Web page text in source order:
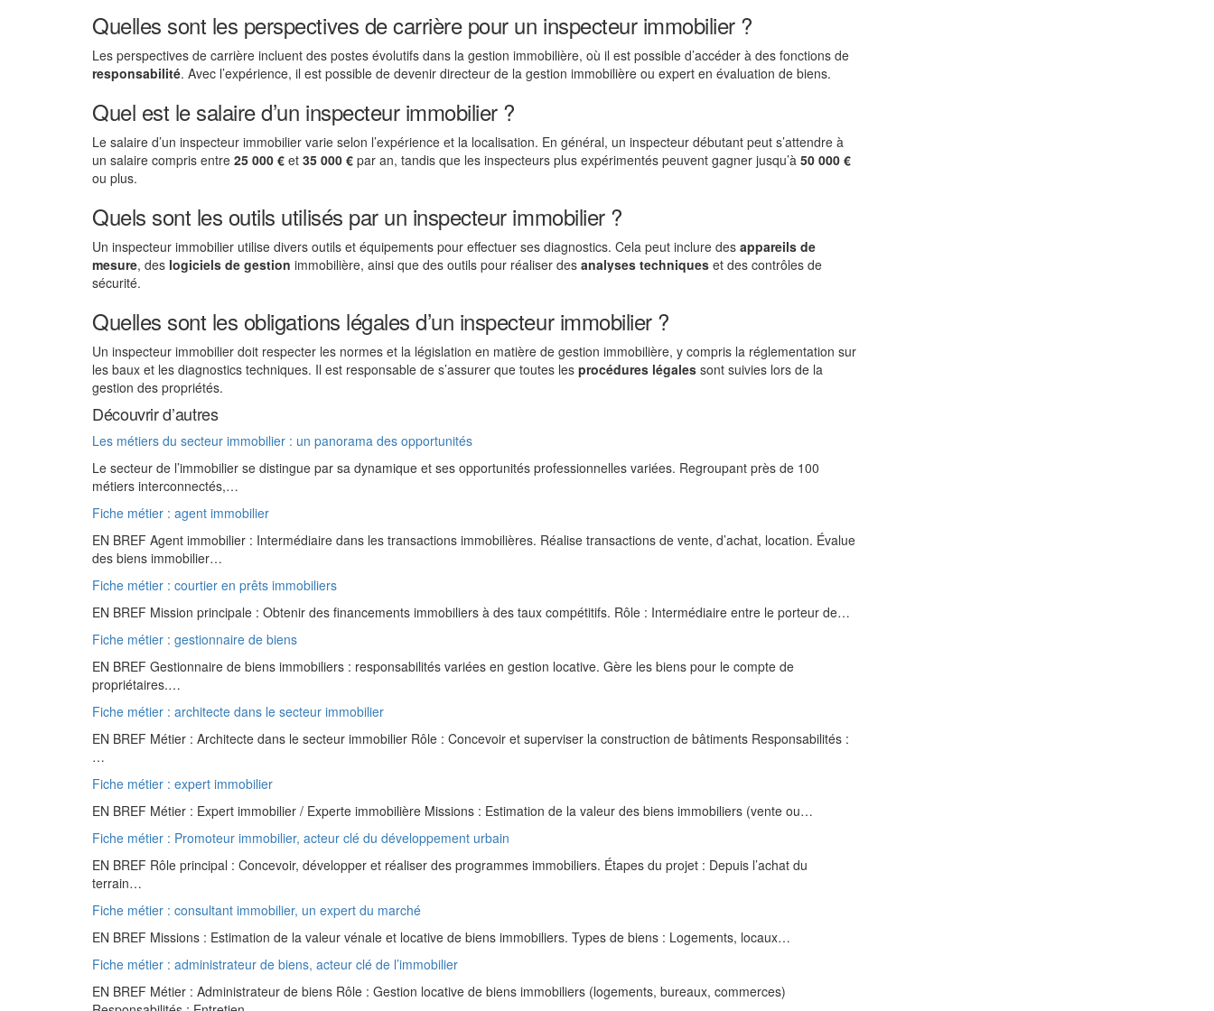
Quelles sont les perspectives de carrière pour un inspecteur immobilier ?
Les perspectives de carrière incluent des postes évolutifs dans la gestion immobilière, où il est possible d’accéder à des fonctions de
responsabilité. Avec l’expérience, il est possible de devenir directeur de la gestion immobilière ou expert en évaluation de biens.
Quel est le salaire d’un inspecteur immobilier ?
Le salaire d’un inspecteur immobilier varie selon l’expérience et la localisation. En général, un inspecteur débutant peut s’attendre à
un salaire compris entre 25 000 € et 35 000 € par an, tandis que les inspecteurs plus expérimentés peuvent gagner jusqu’à 50 000 €
ou plus.
Quels sont les outils utilisés par un inspecteur immobilier ?
Un inspecteur immobilier utilise divers outils et équipements pour effectuer ses diagnostics. Cela peut inclure des appareils de
mesure, des logiciels de gestion immobilière, ainsi que des outils pour réaliser des analyses techniques et des contrôles de
sécurité.
Quelles sont les obligations légales d’un inspecteur immobilier ?
Un inspecteur immobilier doit respecter les normes et la législation en matière de gestion immobilière, y compris la réglementation sur
les baux et les diagnostics techniques. Il est responsable de s’assurer que toutes les procédures légales sont suivies lors de la
gestion des propriétés.
Découvrir d’autres
Les métiers du secteur immobilier : un panorama des opportunités
Le secteur de l’immobilier se distingue par sa dynamique et ses opportunités professionnelles variées. Regroupant près de 100
métiers interconnectés,…
Fiche métier : agent immobilier
EN BREF Agent immobilier : Intermédiaire dans les transactions immobilières. Réalise transactions de vente, d’achat, location. Évalue
des biens immobilier…
Fiche métier : courtier en prêts immobiliers
EN BREF Mission principale : Obtenir des financements immobiliers à des taux compétitifs. Rôle : Intermédiaire entre le porteur de…
Fiche métier : gestionnaire de biens
EN BREF Gestionnaire de biens immobiliers : responsabilités variées en gestion locative. Gère les biens pour le compte de
propriétaires.…
Fiche métier : architecte dans le secteur immobilier
EN BREF Métier : Architecte dans le secteur immobilier Rôle : Concevoir et superviser la construction de bâtiments Responsabilités :
…
Fiche métier : expert immobilier
EN BREF Métier : Expert immobilier / Experte immobilière Missions : Estimation de la valeur des biens immobiliers (vente ou…
Fiche métier : Promoteur immobilier, acteur clé du développement urbain
EN BREF Rôle principal : Concevoir, développer et réaliser des programmes immobiliers. Étapes du projet : Depuis l’achat du
terrain…
Fiche métier : consultant immobilier, un expert du marché
EN BREF Missions : Estimation de la valeur vénale et locative de biens immobiliers. Types de biens : Logements, locaux…
Fiche métier : administrateur de biens, acteur clé de l’immobilier
EN BREF Métier : Administrateur de biens Rôle : Gestion locative de biens immobiliers (logements, bureaux, commerces)